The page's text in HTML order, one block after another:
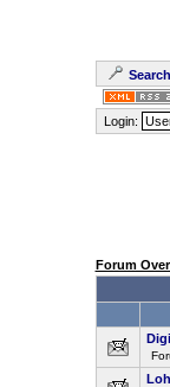
Search
Login:
Forum